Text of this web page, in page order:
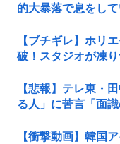
的大暴落で息をし
【ブチギレ】ホリ
破！スタジオが凍
【悲報】テレ東・
る人」に苦言「面
【衝撃動画】韓国